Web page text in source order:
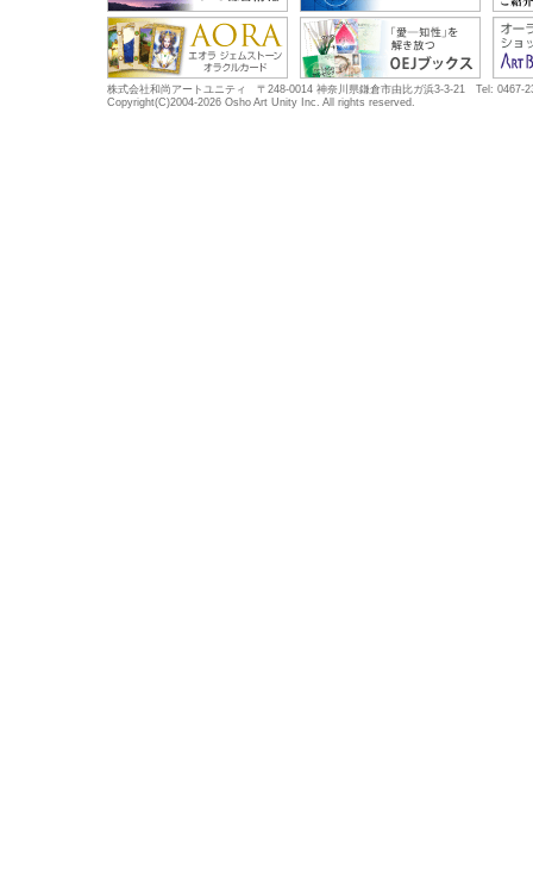
株式会社和尚アートユニティ 〒248-0014 神奈川県鎌倉市由比ガ浜3-3-21 Tel: 0467-
Copyright(C)2004-2026 Osho Art Unity Inc. All rights reserved.